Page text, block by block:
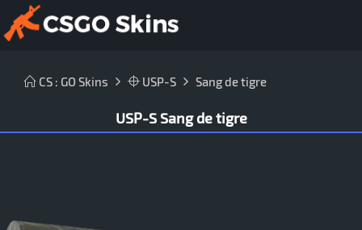
CS : GO Skins USP-S Sang de tigre
USP-S Sang de tigre